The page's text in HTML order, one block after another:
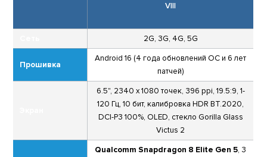
VIII
2G, 3G, 4G, 5G
Прошивка
Android 16 (4 года обновлений ОС и 6 лет
патчей)
6.5", 2340 x 1080 точек, 396 ppi, 19.5:9, 1-
120 Гц, 10 бит, калибровка HDR BT.2020,
DCI-P3 100%, OLED, стекло Gorilla Glass
Victus 2
Qualcomm Snapdragon 8 Elite Gen 5, 3